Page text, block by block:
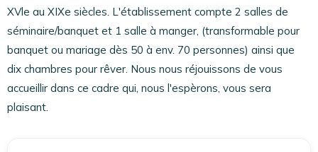
XVle au XIXe siècles. L'établissement compte 2 salles de
séminaire/banquet et 1 salle à manger, (transformable pour
banquet ou mariage dès 50 à env. 70 personnes) ainsi que
dix chambres pour rêver. Nous nous réjouissons de vous
accueillir dans ce cadre qui, nous l'espèrons, vous sera
plaisant.